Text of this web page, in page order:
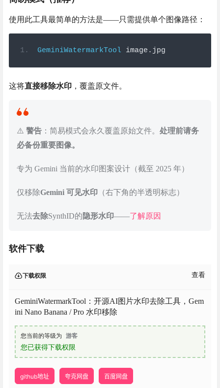
使用此工具最简单的方法是——只需提供单个图像路径：
GeminiWatermarkTool image . jpg
这将直接移除水印 ，覆盖原文件。
⚠️ 警告 ：简易模式会永久覆盖原始文件。 处理前请务
必备份重要图像。
专为 Gemini 当前的水印图案设计（截至 2025 年）
仅移除Gemini 可见水印 （右下角的半透明标志）
无法去除SynthID的隐形水印——了解原因
软件下载
下载权限 查看
GeminiWatermarkTool：开源AI图片水印去除工具，Gem
ini Nano Banana / Pro 水印移除
您当前的等级为 游客
您已获得下载权限
github地址 夸克网盘 百度网盘